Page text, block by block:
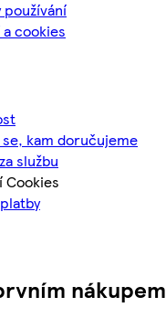
používání
cookies
kam doručujeme
službu
Cookies
nákupem